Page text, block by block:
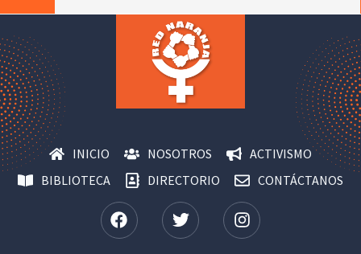
INICIO NOSOTROS
ACTIVISMO
BIBLIOTECA
DIRECTORIO CONTÁCTANOS